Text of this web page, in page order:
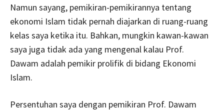
Namun sayang, pemikiran-pemikirannya tentang
ekonomi Islam tidak pernah diajarkan di ruang-ruang
kelas saya ketika itu. Bahkan, mungkin kawan-kawan
saya juga tidak ada yang mengenal kalau Prof.
Dawam adalah pemikir prolifik di bidang Ekonomi
Islam.
Persentuhan saya dengan pemikiran Prof. Dawam